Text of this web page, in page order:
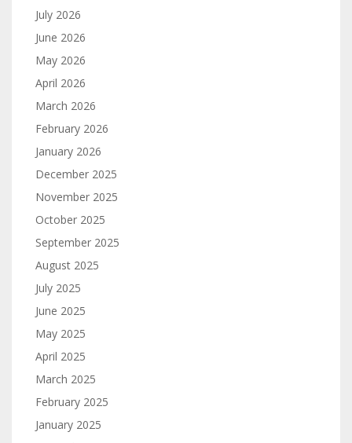
July 2026
June 2026
May 2026
April 2026
March 2026
February 2026
January 2026
December 2025
November 2025
October 2025
September 2025
August 2025
July 2025
June 2025
May 2025
April 2025
March 2025
February 2025
January 2025